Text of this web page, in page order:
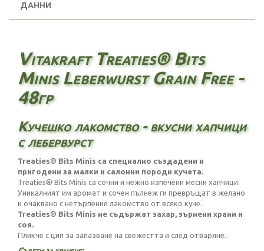
ДАННИ
Vitakraft Treaties® Bits
Minis Leberwurst Grain Free -
48гр
Кучешко лакомство - вкусни хапчици
с лебервурст
Treaties® Bits Minis са специално създадени и
пригодени за малки и салонни породи кучета.
Treaties® Bits Minis са сочни и нежно изпечени месни хапчици.
Уникалният им аромат и сочен пълнеж ги превръщат в желано
и очаквано с нетърпение лакомство от всяко куче.
Treaties® Bits Minis не съдържат захар, зърнени храни и
соя.
Пликче с цип за запазване на свежестта и след отваряне.